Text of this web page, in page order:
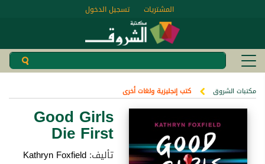
تسجيل الدخول المشتريات
مكتبات الشروق كتب إنجليزية ولغات أخرى
Good Girls
Die First
تأليف:Kathryn Foxfield